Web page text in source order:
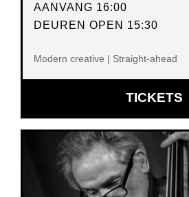
AANVANG 16:00
DEUREN OPEN 15:30
Modern creative | Straight-ahead
TICKETS